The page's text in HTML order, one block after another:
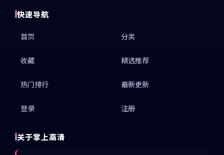
快速导航
首页 分类
收藏 精选推荐
热门排行 最新更新
登录 注册
关于掌上高清